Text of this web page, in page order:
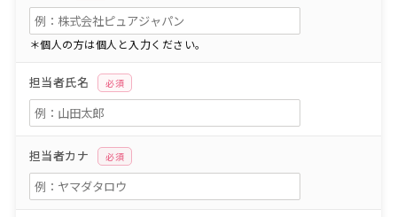
＊個人の方は個人と入力ください。
担当者氏名 必須
担当者カナ 必須